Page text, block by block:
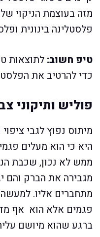
מזה בעוצמת הניקוי
פלסטלינה בינונית
טיפ חשוב: לתוצאות
כדי להרטיב את
פוליש ותיקוני
מיתוס נפוץ לגבי
היא כי הוא מעלים
ממש לא נכון, שכבת
מגבירה את הברק והם
מתחברים אליו.
פגמים אלא הוא אף
ברגע שהוא מיושם